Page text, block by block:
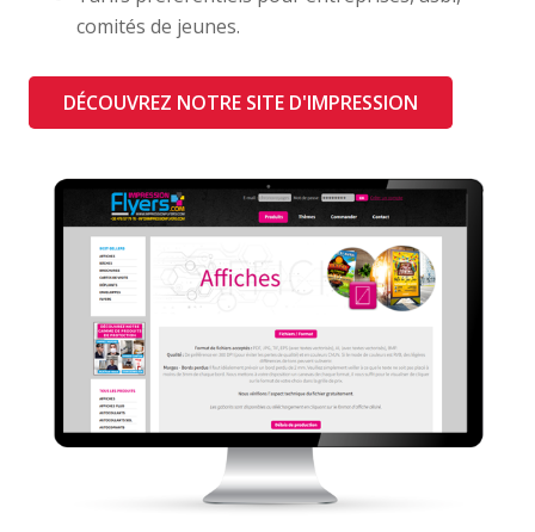
comités de jeunes.
DÉCOUVREZ NOTRE SITE D'IMPRESSION